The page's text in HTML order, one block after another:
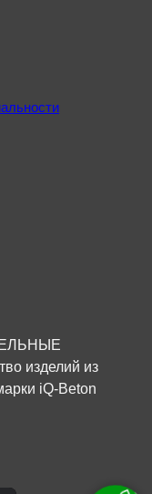
изделий из
iQ-Beton